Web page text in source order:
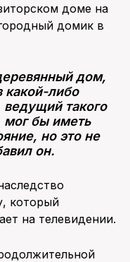
доме на
домик в
дом,
какой-либо
такого
мог бы иметь
но это не
он.
который
на телевидении.